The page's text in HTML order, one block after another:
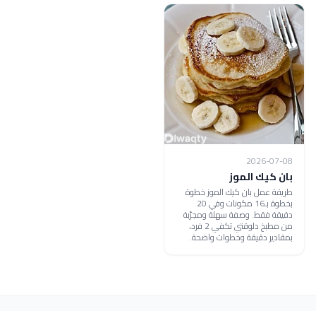
2026-07-08
بان كيك الموز
طريقة عمل بان كيك الموز خطوة
بخطوة بـ16 مكونات وفي 20
دقيقة فقط. وصفة سهلة ومجرّبة
من مطبخ دلوقتي تكفي 2 فرد،
بمقادير دقيقة وخطوات واضحة.